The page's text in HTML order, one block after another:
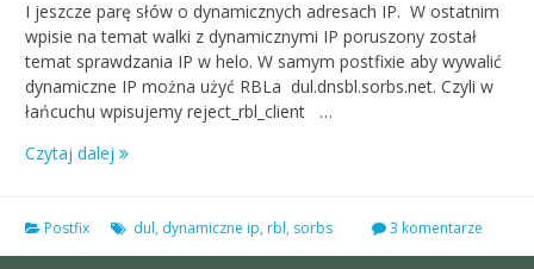
I jeszcze parę słów o dynamicznych adresach IP. W ostatnim
wpisie na temat walki z dynamicznymi IP poruszony został
temat sprawdzania IP w helo. W samym postfixie aby wywalić
dynamiczne IP można użyć RBLa dul.dnsbl.sorbs.net. Czyli w
łańcuchu wpisujemy reject_rbl_client …
Czytaj dalej
Postfix dul, dynamiczne ip, rbl, sorbs 3 komentarze